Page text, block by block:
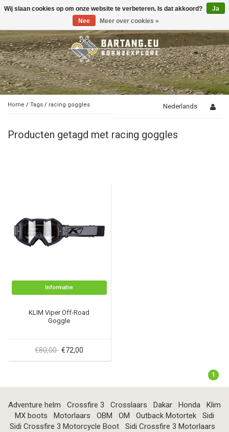
Toggle
Home / Tags / racing goggles Nederlands
Producten getagd met racing goggles
Informatie
KLIM Viper Off-Road
Goggle
€80,00 €72,00
1
Adventure helm Crossfire 3 Crosslaars Dakar Honda
Klim
MX boots
Motorlaars OBM OM Outback Motortek
Sidi
Sidi Crossfire 3 Motorcycle Boot
Sidi Crossfire 3 Motorlaars
Wij slaan cookies op om onze website te verbeteren. Is dat akkoord?
Ja
Nee
Meer over cookies »